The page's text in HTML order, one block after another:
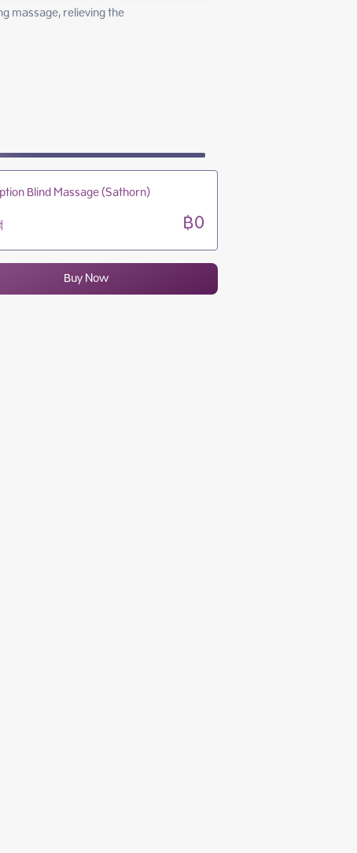
10:00 - 20:00
10:00 - 20:00
massage, relieving the
Blind Massage (Sathorn)
฿0
Buy Now